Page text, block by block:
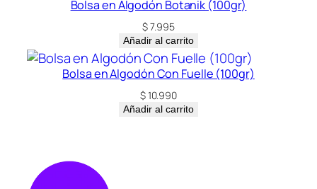
Bolsa en Algodón Botanik (100gr)
$7.995
Añadir al carrito
Bolsa en Algodón Con Fuelle (100gr)
$10.990
Añadir al carrito